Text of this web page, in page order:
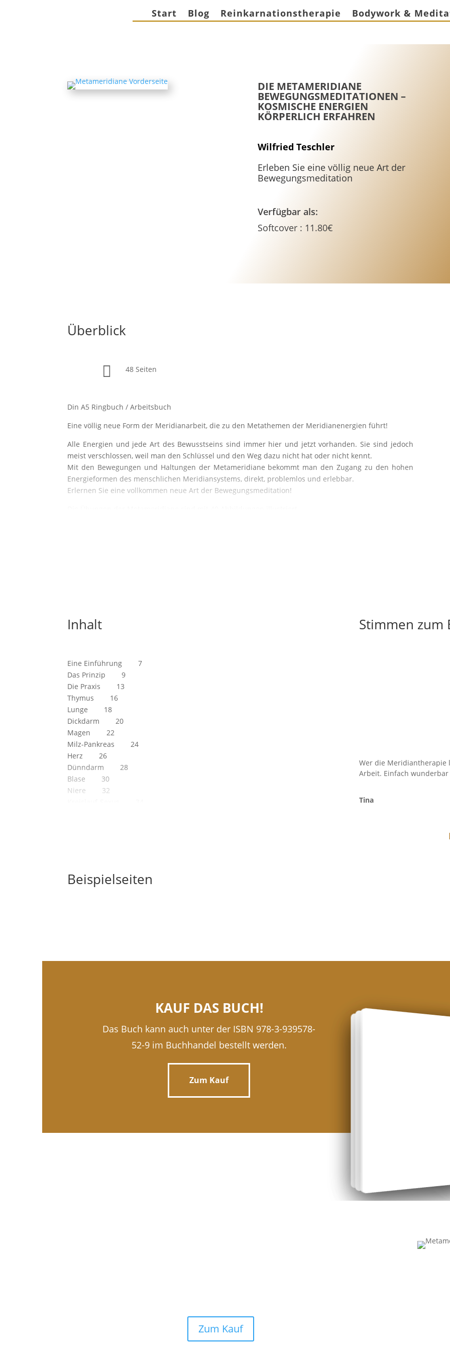
Start Blog Reinkarnationstherapie Bodywork &
DIE METAMERIDIANE
BEWEGUNGSMEDITATIONEN –
KOSMISCHE ENERGIEN
KÖRPERLICH ERFAHREN
Wilfried Teschler
Erleben Sie eine völlig neue Art der
Bewegungsmeditation
Verfügbar als:
Softcover : 11.80€
Überblick
 48 Seiten
Din A5 Ringbuch / Arbeitsbuch
Eine völlig neue Form der Meridianarbeit, die zu den Metathemen der Meridianenergien führt!
Alle Energien und jede Art des Bewusstseins sind immer hier und jetzt vorhanden. Sie sind jedoch
meist verschlossen, weil man den Schlüssel und den Weg dazu nicht hat oder nicht kennt.
Mit den Bewegungen und Haltungen der Metameridiane bekommt man den Zugang zu den hohen
Energieformen des menschlichen Meridiansystems, direkt, problemlos und erlebbar.
Erlernen Sie eine vollkommen neue Art der Bewegungsmeditation!
Inhalt
Eine Einführung 7
Das Prinzip 9
Die Praxis 13
Thymus 16
Lunge 18
Dickdarm 20
Magen 22
Milz-Pankreas 24
Herz 26
Dünndarm 28
Blase 30
Niere 32
Stimmen zum
Wer die Meridiantherapie
Arbeit. Einfach
Tina
Beispielseiten
KAUF DAS BUCH!
Das Buch kann auch unter der ISBN 978-3-939578-
52-9 im Buchhandel bestellt werden.
Zum Kauf
Zum Kauf